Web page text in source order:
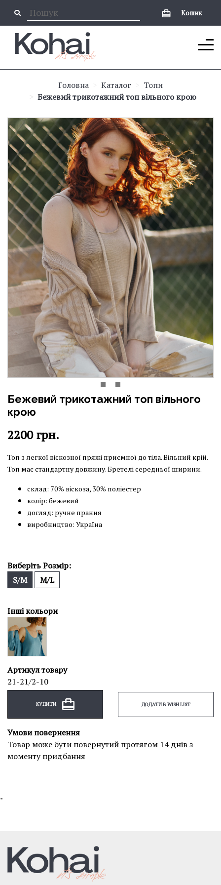
Кошик
Головна Каталог
Топи
Бежевий трикотажний топ вільного крою
Бежевий трикотажний топ вільного
крою
2200грн.
Топ з легкої віскозної пряжі приємної до тіла. Вільний крій.
Топ має стандартну довжину. Бретелі середньої ширини.
склад: 70% віскоза, 30% поліестер
колір: бежевий
догляд: ручне прання
виробництво: Україна
Виберіть Розмір:
S/M
M/L
Інші кольори
Артикул товару
21-21/2-10
КУПИТИ ДОДАТИ В WISH LIST
Умови повернення
Товар може бути повернутий протягом 14 днів з
моменту придбання
"